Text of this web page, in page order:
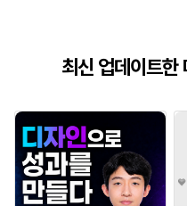
최신 업데이트한